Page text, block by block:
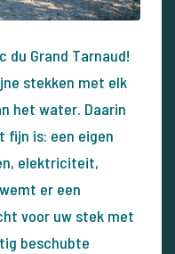
du Grand Tarnaud!
stekken met elk
het water. Daarin
fijn is: een eigen
elektriciteit,
er een
voor uw stek met
beschubte